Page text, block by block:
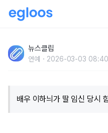
이하늬, 딸 임신 당시 기억
뉴스클립
연예 2026-03-03 08:40
배우 이하늬가 딸 임신 당시